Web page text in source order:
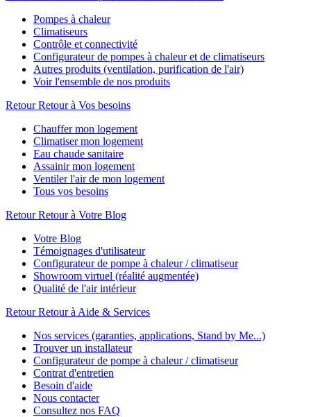
Pompes à chaleur
Climatiseurs
Contrôle et connectivité
Configurateur de pompes à chaleur et de climatiseurs
Autres produits (ventilation, purification de l'air)
Voir l'ensemble de nos produits
Retour Retour à Vos besoins
Chauffer mon logement
Climatiser mon logement
Eau chaude sanitaire
Assainir mon logement
Ventiler l'air de mon logement
Tous vos besoins
Retour Retour à Votre Blog
Votre Blog
Témoignages d'utilisateur
Configurateur de pompe à chaleur / climatiseur
Showroom virtuel (réalité augmentée)
Qualité de l'air intérieur
Retour Retour à Aide & Services
Nos services (garanties, applications, Stand by Me...)
Trouver un installateur
Configurateur de pompe à chaleur / climatiseur
Contrat d'entretien
Besoin d'aide
Nous contacter
Consultez nos FAQ